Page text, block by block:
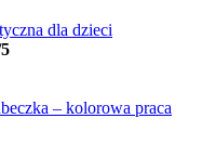
dla dzieci
– kolorowa praca